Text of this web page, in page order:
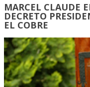
MARCEL CLAUDE
DECRETO
EL COBRE